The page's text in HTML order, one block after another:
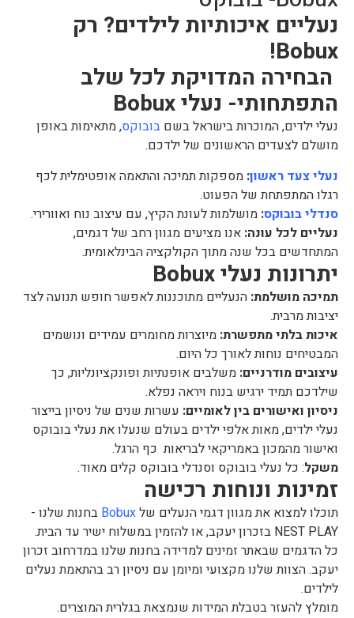
נעליים איכותיות לילדים? רק
Bobux!
הבחירה המדויקת לכל שלב
התפתחותי- נעלי Bobux
נעלי ילדים, המוכרות בישראל בשם בובוקס, מתאימות באופן
מושלם לצעדים הראשונים של ילדכם.
נעלי צעד ראשון: מספקות תמיכה והתאמה אופטימלית לכף
רגלו המתפתחת של הפעוט.
סנדלי בובוקס: מושלמות לעונת הקיץ, עם עיצוב נוח ואוורירי.
נעליים לכל עונה: אנו מציעים מגוון רחב של דגמים,
המתחדשים בכל שנה מתוך הקולקציה הבינלאומית.
יתרונות נעלי Bobux
תמיכה מושלמת: הנעליים מתוכננות לאפשר חופש תנועה לצד
יציבות מרבית.
איכות בלתי מתפשרת: מיוצרות מחומרים עמידים ונושמים
המבטיחים נוחות לאורך כל היום.
עיצובים מודרניים: משלבים אופנתיות ופונקציונליות, כך
שילדכם תמיד ירגיש בנוח ויראה נפלא.
ניסיון ואישורים בין לאומיים: עשרות שנים של ניסיון בייצור
נעלי ילדים, מאות אלפי ילדים בעולם שנעלו את נעלי בובוקס
ואישור מהמכון באמריקאי לבריאות כף הרגל.
משקל: כל נעלי בובוקס וסנדלי בובוקס קלים מאוד.
זמינות ונוחות רכישה
תוכלו למצוא את מגוון דגמי הנעלים של
בחנות שלנו -
NEST PLAY בזכרון יעקב, או להזמין במשלוח ישיר עד הבית.
כל הדגמים שבאתר זמינים למדידה בחנות שלנו במדרחוב זכרון
יעקב. הצוות שלנו מקצועי ומיומן עם ניסיון רב בהתאמת נעלים
לילדים.
מומלץ להעזר בטבלת המידות שנמצאת בגלרית המוצרים.